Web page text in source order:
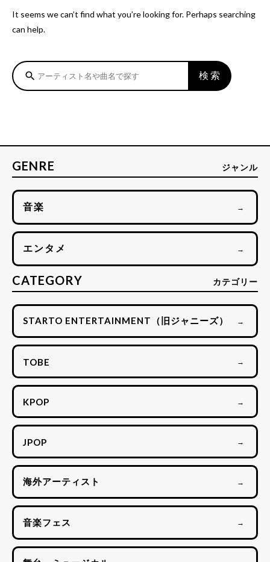
It seems we can’t find what you’re looking for. Perhaps searching
can help.
search 検索
GENRE ジャンル
音楽 →
エンタメ →
CATEGORY カテゴリー
STARTO ENTERTAINMENT（旧ジャニーズ） →
TOBE →
KPOP →
JPOP →
海外アーティスト →
音楽フェス →